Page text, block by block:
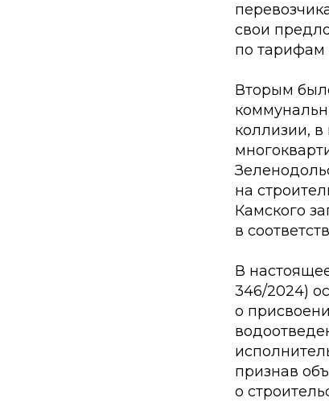
свои
по тарифам
Вторым
коллизии,
на
Камского
в
В
346/2024)
о
признав
о